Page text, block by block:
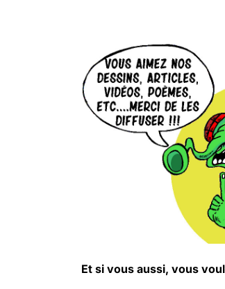
Et si vous aussi, vous